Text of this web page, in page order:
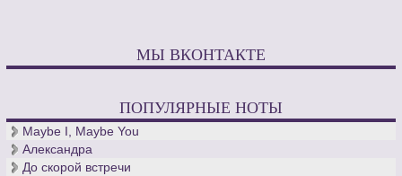
МЫ ВКОНТАКТЕ
ПОПУЛЯРНЫЕ НОТЫ
Maybe I, Maybe You
Александра
До скорой встречи